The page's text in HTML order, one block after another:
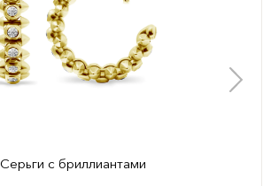
Серьги с бриллиантами